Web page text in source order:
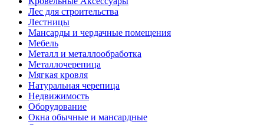
Лес для строительства
Лестницы
Мансарды и чердачные помещения
Мебель
Металл и металлообработка
Металлочерепица
Мягкая кровля
Натуральная черепица
Недвижимость
Оборудование
Окна обычные и мансардные